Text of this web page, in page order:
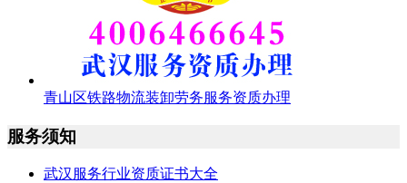
青山区铁路物流装卸劳务服务资质办理
服务须知
武汉服务行业资质证书大全